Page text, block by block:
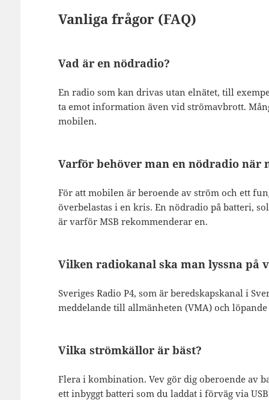
Vanliga frågor (FAQ)
Vad är en nödradio?
En radio som kan drivas utan elnätet, till
ta emot information även vid strömavbrott.
mobilen.
Varför behöver man en nödradio när
För att mobilen är beroende av ström och ett
överbelastas i en kris. En nödradio på batteri,
är varför MSB rekommenderar en.
Vilken radiokanal ska man lyssna på
Sveriges Radio P4, som är beredskapskanal i
meddelande till allmänheten (VMA) och
Vilka strömkällor är bäst?
Flera i kombination. Vev gör dig oberoende av
ett inbyggt batteri som du laddat i förväg via